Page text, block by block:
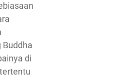
Buddha
di